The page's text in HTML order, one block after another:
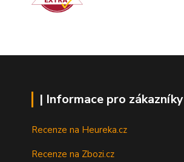
| Informace pro zákazníky
Recenze na Heureka.cz
Recenze na Zbozi.cz